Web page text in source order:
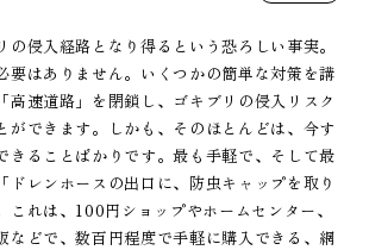
の侵入経路となり得るという恐ろしい事実。
要はありません。いくつかの簡単な対策を講
高速道路」を閉鎖し、ゴキブリの侵入リスク
ができます。しかも、そのほとんどは、今す
きることばかりです。最も手軽で、そして最
ドレンホースの出口に、防虫キャップを取り
これは、100円ショップやホームセンター、
などで、数百円程度で手軽に購入できる、網